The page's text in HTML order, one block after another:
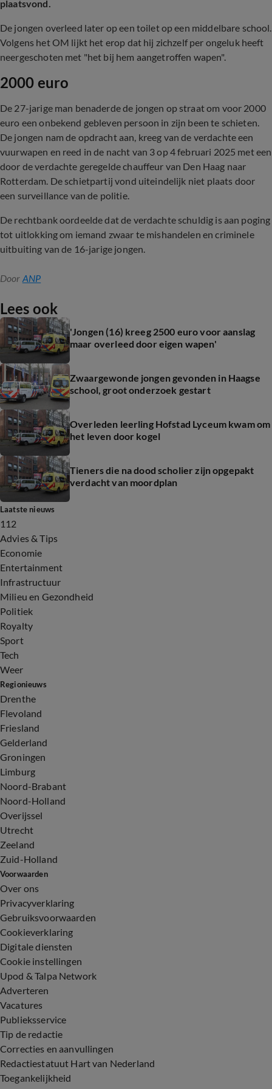
plaatsvond.
De jongen overleed later op een toilet op een middelbare school.
Volgens het OM lijkt het erop dat hij zichzelf per ongeluk heeft
neergeschoten met "het bij hem aangetroffen wapen".
2000 euro
De 27-jarige man benaderde de jongen op straat om voor 2000
euro een onbekend gebleven persoon in zijn been te schieten.
De jongen nam de opdracht aan, kreeg van de verdachte een
vuurwapen en reed in de nacht van 3 op 4 februari 2025 met een
door de verdachte geregelde chauffeur van Den Haag naar
Rotterdam. De schietpartij vond uiteindelijk niet plaats door
een surveillance van de politie.
De rechtbank oordeelde dat de verdachte schuldig is aan poging
tot uitlokking om iemand zwaar te mishandelen en criminele
uitbuiting van de 16-jarige jongen.
Door ANP
Lees ook
'Jongen (16) kreeg 2500 euro voor aanslag
maar overleed door eigen wapen'
Zwaargewonde jongen gevonden in Haagse
school, groot onderzoek gestart
Overleden leerling Hofstad Lyceum kwam om
het leven door kogel
Tieners die na dood scholier zijn opgepakt
verdacht van moordplan
Laatste nieuws
112
Advies & Tips
Economie
Entertainment
Infrastructuur
Milieu en Gezondheid
Politiek
Royalty
Sport
Tech
Weer
Regionieuws
Drenthe
Flevoland
Friesland
Gelderland
Groningen
Limburg
Noord-Brabant
Noord-Holland
Overijssel
Utrecht
Zeeland
Zuid-Holland
Voorwaarden
Over ons
Privacyverklaring
Gebruiksvoorwaarden
Cookieverklaring
Digitale diensten
Cookie instellingen
Upod & Talpa Network
Adverteren
Vacatures
Publieksservice
Tip de redactie
Correcties en aanvullingen
Redactiestatuut Hart van Nederland
Toegankelijkheid